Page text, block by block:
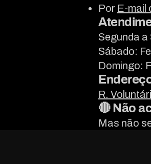
Por E-mail
Segunda
Sábado:
Domingo:
R.
🔴 Não
Mas não